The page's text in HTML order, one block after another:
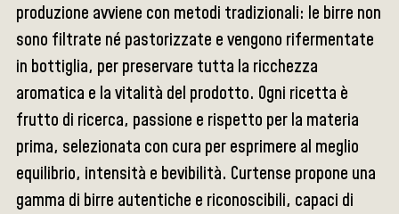
produzione avviene con metodi tradizionali: le birre non
sono filtrate né pastorizzate e vengono rifermentate
in bottiglia, per preservare tutta la ricchezza
aromatica e la vitalità del prodotto. Ogni ricetta è
frutto di ricerca, passione e rispetto per la materia
prima, selezionata con cura per esprimere al meglio
equilibrio, intensità e bevibilità. Curtense propone una
gamma di birre autentiche e riconoscibili, capaci di